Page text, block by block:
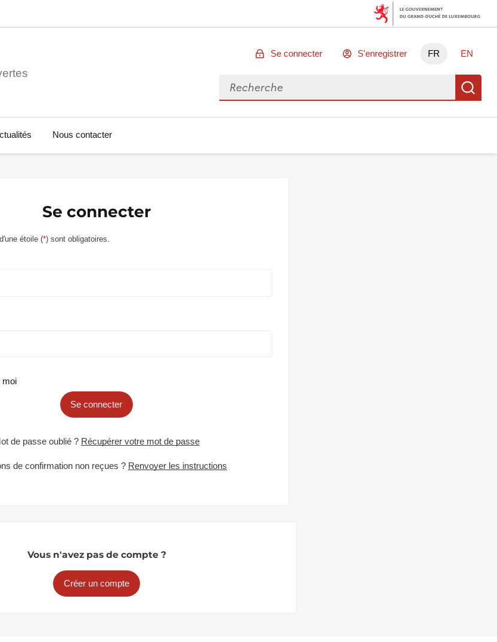
Se connecter S'enregistrer FR EN
Rechercher des données
Nous contacter
Se connecter
étoile (*) sont obligatoires.
moi
Se connecter
de passe oublié ? Récupérer votre mot de passe
de confirmation non reçues ? Renvoyer les instructions
Vous n'avez pas de compte ?
Créer un compte